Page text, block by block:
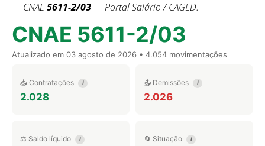
— CNAE5611-2/03— Portal Salário / CAGED.
CNAE 5611-2/03
Atualizado em 03 agosto de 2026 • 4.054 movimentações
📥 Contratações i
2.028
📤 Demissões i
2.026
⚖️ Saldo líquido i 🔄 Situação i